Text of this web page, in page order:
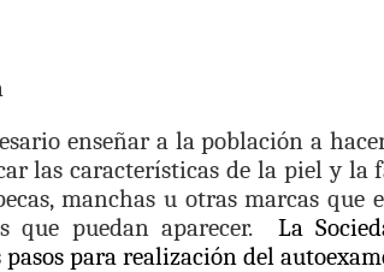
enseñar a la población a
las características de la piel y la
manchas u otras marcas que
que puedan aparecer.
La
para realización del